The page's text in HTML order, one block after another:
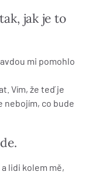
jak je to
mi pomohlo
Vím, že teď je
nebojím, co bude
lidi kolem mě,